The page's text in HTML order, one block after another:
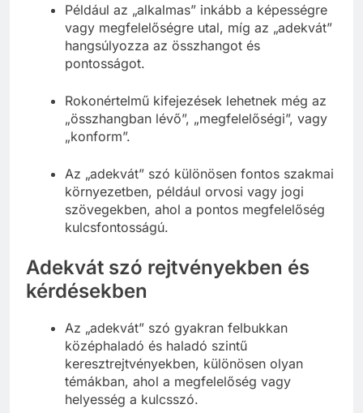
Például az „alkalmas” inkább a képességre
vagy megfelelőségre utal, míg az „adekvát”
hangsúlyozza az összhangot és
pontosságot.
Rokonértelmű kifejezések lehetnek még az
„összhangban lévő”, „megfelelőségi”, vagy
„konform”.
Az „adekvát” szó különösen fontos szakmai
környezetben, például orvosi vagy jogi
szövegekben, ahol a pontos megfelelőség
kulcsfontosságú.
Adekvát szó rejtvényekben és
kérdésekben
Az „adekvát” szó gyakran felbukkan
középhaladó és haladó szintű
keresztrejtvényekben, különösen olyan
témákban, ahol a megfelelőség vagy
helyesség a kulcsszó.